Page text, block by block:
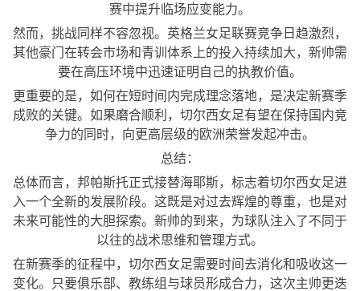
赛中提升临场应变能力。
然而，挑战同样不容忽视。英格兰女足联赛竞争日趋激烈，
其他豪门在转会市场和青训体系上的投入持续加大，新帅需
要在高压环境中迅速证明自己的执教价值。
更重要的是，如何在短时间内完成理念落地，是决定新赛季
成败的关键。如果磨合顺利，切尔西女足有望在保持国内竞
争力的同时，向更高层级的欧洲荣誉发起冲击。
总结：
总体而言，邦帕斯托正式接替海耶斯，标志着切尔西女足进
入一个全新的发展阶段。这既是对过去辉煌的尊重，也是对
未来可能性的大胆探索。新帅的到来，为球队注入了不同于
以往的战术思维和管理方式。
在新赛季的征程中，切尔西女足需要时间去消化和吸收这一
变化。只要俱乐部、教练组与球员形成合力，这次主帅更迭